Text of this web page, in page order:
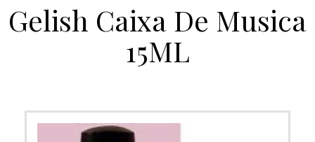
Gelish Caixa De Musica
15ML